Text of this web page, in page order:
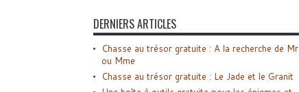
DERNIERS ARTICLES
Chasse au trésor gratuite : A la recherche de Mr
ou Mme
Chasse au trésor gratuite : Le Jade et le Granit